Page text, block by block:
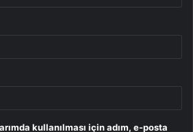
kullanılması için adım, e-posta